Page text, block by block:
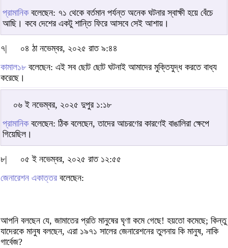
প্রামানিকবলেছেন: ৭১ থেকে বর্তমান পর্যন্ত অনেক ঘটনার স্বাক্ষী হয়ে বেঁচে
আছি। কবে দেশের একটু শান্তি ফিরে আসবে সেই আশায়।
৭|
০৪ ঠা নভেম্বর, ২০২৫ রাত ৯:৪৪
কামাল১৮বলেছেন: এই সব ছোট ছোট ঘটনাই আমাদের মুক্তিযুদ্ধ করতে বাধ্য
করেছে।
০৬ ই নভেম্বর, ২০২৫ দুপুর ১:১৮
প্রামানিকবলেছেন: ঠিক বলেছেন, তাদের আচরণের কারণেই বাঙালিরা ক্ষেপে
গিয়েছিল।
৮|
০৫ ই নভেম্বর, ২০২৫ রাত ১২:৫৫
জেনারেশন একাত্তর বলেছেন:
আপনি বলছেন যে, জামাতের প্রতি মানুষের ঘৃণা কমে গেছে! হয়তো কমেছে; কিন্তু
যাদেরকে মানুষ বলছেন, এরা ১৯৭১ সালের জেনারেশনের তুলনায় কি মানুষ, নাকি
গার্বেজ?